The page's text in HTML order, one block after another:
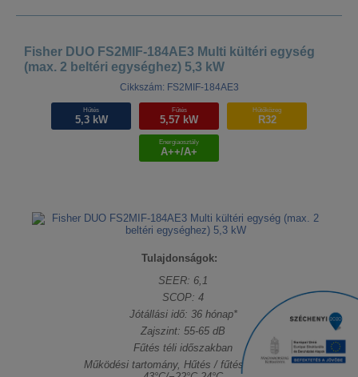
Fisher DUO FS2MIF-184AE3 Multi kültéri egység
(max. 2 beltéri egységhez) 5,3 kW
Cikkszám: FS2MIF-184AE3
Hűtés
5,3 kW
Fűtés
5,57 kW
Hűtőközeg
R32
Energiaosztály
A++/A+
Tulajdonságok:
SEER: 6,1
SCOP: 4
Jótállási idő: 36 hónap*
Zajszint: 55-65 dB
Fűtés téli időszakban
Működési tartomány, Hűtés / fűtés: −15°C-